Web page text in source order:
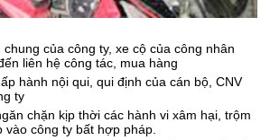
của công ty, xe cộ của công nhân
liên hệ công tác, mua hàng
nội qui, qui định của cán bộ, CNV
ty
chặn kịp thời các hành vi xâm hại, trộm
vào công ty bất hợp pháp.